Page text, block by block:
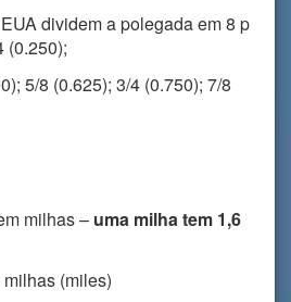
dividem a polegada em 8 p
(0.250);
5/8 (0.625); 3/4 (0.750); 7/8
milhas – uma milha tem 1,6
(miles)